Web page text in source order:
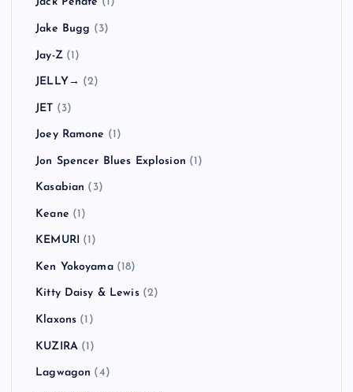
Jake Bugg (3)
Jay-Z(1)
JELLY→ (2)
JET (3)
Joey Ramone (1)
Jon Spencer Blues Explosion (1)
Kasabian (3)
Keane (1)
KEMURI (1)
Ken Yokoyama(18)
Kitty Daisy & Lewis(2)
Klaxons (1)
KUZIRA(1)
Lagwagon (4)